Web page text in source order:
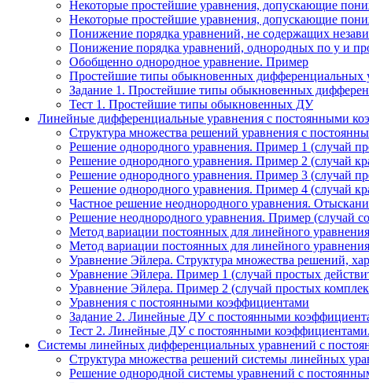
Некоторые простейшие уравнения, допускающие
Некоторые простейшие уравнения, допускающие
Понижение порядка уравнений, не содержащих
Понижение порядка уравнений, однородных по у и
Обобщенно однородное уравнение. Пример
Простейшие типы обыкновенных дифференциальных
Задание 1. Простейшие типы обыкновенных
Тест 1. Простейшие типы обыкновенных ДУ
Линейные дифференциальные уравнения с постоянными
Структура множества решений уравнения с
Решение однородного уравнения. Пример 1 (случай
Решение однородного уравнения. Пример 2 (случай
Решение однородного уравнения. Пример 3 (случай
Решение однородного уравнения. Пример 4 (случай
Частное решение неоднородного уравнения.
Решение неоднородного уравнения. Пример (случай
Метод вариации постоянных для линейного
Метод вариации постоянных для линейного
Уравнение Эйлера. Структура множества решений,
Уравнение Эйлера. Пример 1 (случай простых
Уравнение Эйлера. Пример 2 (случай простых
Уравнения с постоянными коэффициентами
Задание 2. Линейные ДУ с постоянными
Тест 2. Линейные ДУ с постоянными коэффициентами.
Системы линейных дифференциальных уравнений с
Структура множества решений системы линейных
Решение однородной системы уравнений с